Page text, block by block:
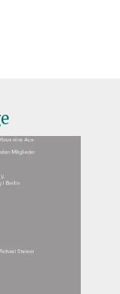
eigene Faust mit
Gesellschaft.